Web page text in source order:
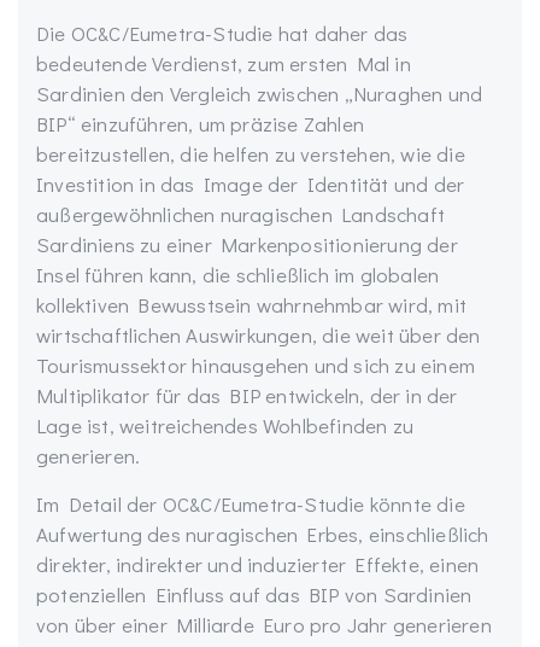
Die OC&C/Eumetra-Studie hat daher das
bedeutende Verdienst, zum ersten Mal in
Sardinien den Vergleich zwischen „Nuraghen und
BIP“ einzuführen, um präzise Zahlen
bereitzustellen, die helfen zu verstehen, wie die
Investition in das Image der Identität und der
außergewöhnlichen nuragischen Landschaft
Sardiniens zu einer Markenpositionierung der
Insel führen kann, die schließlich im globalen
kollektiven Bewusstsein wahrnehmbar wird, mit
wirtschaftlichen Auswirkungen, die weit über den
Tourismussektor hinausgehen und sich zu einem
Multiplikator für das BIP entwickeln, der in der
Lage ist, weitreichendes Wohlbefinden zu
generieren.
Im Detail der OC&C/Eumetra-Studie könnte die
Aufwertung des nuragischen Erbes, einschließlich
direkter, indirekter und induzierter Effekte, einen
potenziellen Einfluss auf das BIP von Sardinien
von über einer Milliarde Euro pro Jahr generieren